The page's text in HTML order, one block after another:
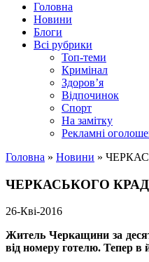
Головна
Новини
Блоги
Всі рубрики
Топ-теми
Кримінал
Здоров’я
Відпочинок
Спорт
На замітку
Рекламні
Головна » Новини »
ЧЕРКАСЬКОГО
26-Кві-2016
Житель Черкащини за
від номеру готелю. Тепер в